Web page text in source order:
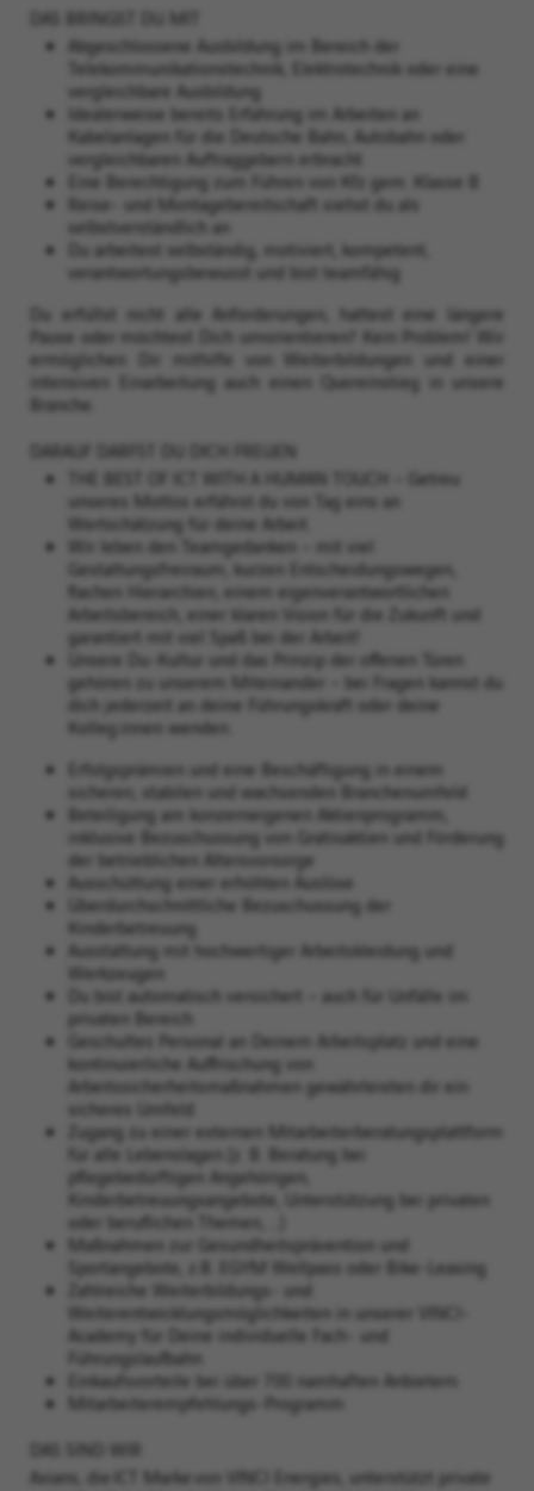
DAS BRINGST DU MIT
Abgeschlossene Ausbildung im Bereich der
Telekommunikationstechnik, Elektrotechnik oder eine
vergleichbare Ausbildung
Idealerweise bereits Erfahrung im Arbeiten an
Kabelanlagen für die Deutsche Bahn, Autobahn oder
vergleichbaren Auftraggebern erbracht
Eine Berechtigung zum Führen von Kfz gem. Klasse B
Reise- und Montagebereitschaft siehst du als
selbstverständlich an
Du arbeitest selbständig, motiviert, kompetent,
verantwortungsbewusst und bist teamfähig
Du erfüllst nicht alle Anforderungen, hattest eine längere
Pause oder möchtest Dich umorientieren? Kein Problem! Wir
ermöglichen Dir mithilfe von Weiterbildungen und einer
intensiven Einarbeitung auch einen Quereinstieg in unsere
Branche.
DARAUF DARFST DU DICH FREUEN
THE BEST OF ICT WITH A HUMAN TOUCH – Getreu
unseres Mottos erfährst du von Tag eins an
Wertschätzung für deine Arbeit. ​
Wir leben den Teamgedanken – mit viel
Gestaltungsfreiraum, kurzen Entscheidungswegen,
flachen Hierarchien, einem eigenverantwortlichen
Arbeitsbereich, einer klaren Vision für die Zukunft und
garantiert mit viel Spaß bei der Arbeit!​
Unsere Du-Kultur und das Prinzip der offenen Türen
gehören zu unserem Miteinander – bei Fragen kannst du
dich jederzeit an deine Führungskraft oder deine
Kolleg:innen wenden.
Erfolgsprämien und eine Beschäftigung in einem
sicheren, stabilen und wachsenden Branchenumfeld​
Beteiligung am konzerneigenen Aktienprogramm,
inklusive Bezuschussung von Gratisaktien und Förderung
der betrieblichen Altersvorsorge​
Ausschüttung einer erhöhten Auslöse
Überdurchschnittliche Bezuschussung der
Kinderbetreuung​
Ausstattung mit hochwertiger Arbeitskleidung und
Werkzeugen​
Du bist automatisch versichert – auch für Unfälle im
privaten Bereich
Geschultes Personal an Deinem Arbeitsplatz und eine
kontinuierliche Auffrischung von
Arbeitssicherheitsmaßnahmen gewährleisten dir ein
sicheres Umfeld​
Zugang zu einer externen Mitarbeiterberatungsplattform
für alle Lebenslagen (z. B. Beratung bei
pflegebedürftigen Angehörigen,
Kinderbetreuungsangebote, Unterstützung bei privaten
oder beruflichen Themen, …)
Maßnahmen zur Gesundheitsprävention und
Sportangebote, z.B. EGYM Wellpass oder Bike-Leasing​
Zahlreiche Weiterbildungs- und
Weiterentwicklungsmöglichkeiten in unserer VINCI-
Academy für Deine individuelle Fach- und
Führungslaufbahn​​
Einkaufsvorteile bei über 700 namhaften Anbietern​​
Mitarbeiterempfehlungs-Programm ​
DAS SIND WIR
Axians, die ICT Marke von VINCI Energies, unterstützt private